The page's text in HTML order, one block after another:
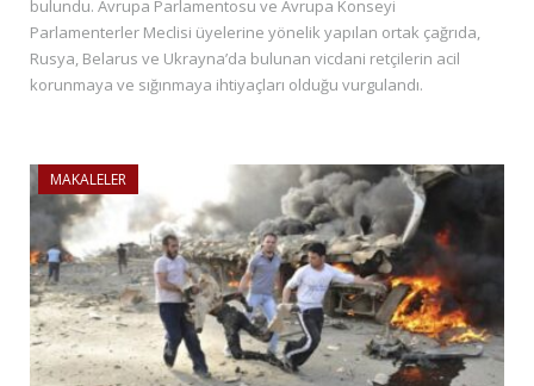
bulundu. Avrupa Parlamentosu ve Avrupa Konseyi
Parlamenterler Meclisi üyelerine yönelik yapılan ortak çağrıda,
Rusya, Belarus ve Ukrayna’da bulunan vicdani retçilerin acil
korunmaya ve sığınmaya ihtiyaçları olduğu vurgulandı.
MAKALELER